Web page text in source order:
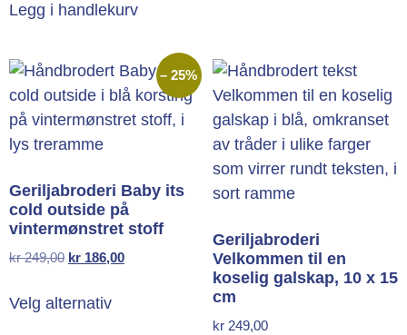
Legg i handlekurv
– 25%
Geriljabroderi Baby its
cold outside på
vintermønstret stoff
kr249,00 kr 186,00
Velg alternativ
Geriljabroderi
Velkommen til en
koselig galskap, 10 x 15
cm
kr 249,00